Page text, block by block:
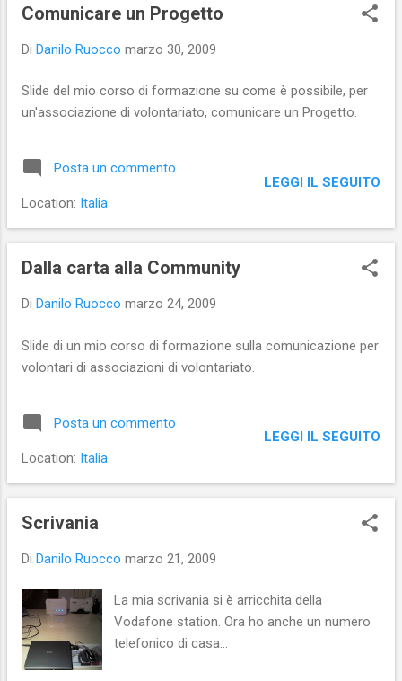
Comunicare un Progetto
Di Danilo Ruocco marzo 30, 2009
Slide del mio corso di formazione su come è possibile, per
un'associazione di volontariato, comunicare un Progetto.
Posta un commento
Location: Italia
LEGGI IL SEGUITO
Dalla carta alla Community
Di Danilo Ruocco marzo 24, 2009
Slide di un mio corso di formazione sulla comunicazione per
volontari di associazioni di volontariato.
Posta un commento
Location: Italia
LEGGI IL SEGUITO
Scrivania
Di Danilo Ruocco marzo 21, 2009
La mia scrivania si è arricchita della
Vodafone station. Ora ho anche un numero
telefonico di casa...